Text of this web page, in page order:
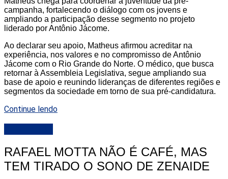
campanha, fortalecendo o diálogo com os jovens e
ampliando a participação desse segmento no projeto
liderado por Antônio Jácome.
Ao declarar seu apoio, Matheus afirmou acreditar na
experiência, nos valores e no compromisso de Antônio
Jácome com o Rio Grande do Norte. O médico, que busca
retornar à Assembleia Legislativa, segue ampliando sua
base de apoio e reunindo lideranças de diferentes regiões e
segmentos da sociedade em torno de sua pré-candidatura.
Continue lendo
RAFAEL MOTTA NÃO É CAFÉ, MAS
TEM TIRADO O SONO DE ZENAIDE